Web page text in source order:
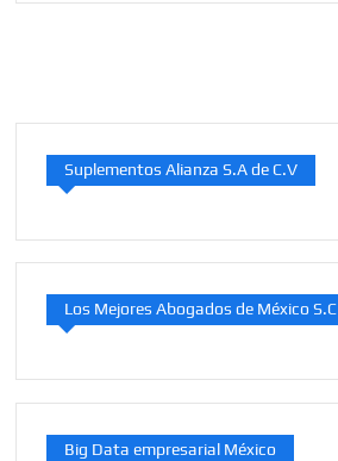
de
S.C.
Suplementos Alianza S.A de C.V
Los Mejores Abogados de México S.C
Big Data empresarial México